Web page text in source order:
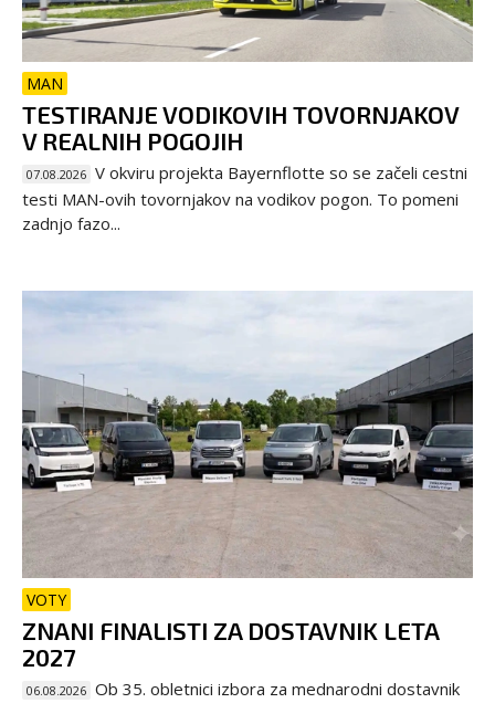
MAN
TESTIRANJE VODIKOVIH TOVORNJAKOV
V REALNIH POGOJIH
07.08.2026 V okviru projekta Bayernflotte so se začeli cestni
testi MAN-ovih tovornjakov na vodikov pogon. To pomeni
zadnjo fazo...
VOTY
ZNANI FINALISTI ZA DOSTAVNIK LETA
2027
06.08.2026 Ob 35. obletnici izbora za mednarodni dostavnik